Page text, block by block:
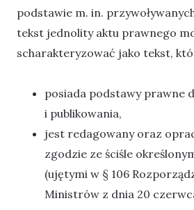
podstawie m. in.
tekst jednolity aktu prawnego
scharakteryzować jako tekst,
posiada podstawy prawne
i publikowania,
jest redagowany oraz
zgodzie ze ściśle
(ujętymi w § 106
Ministrów z dnia 20